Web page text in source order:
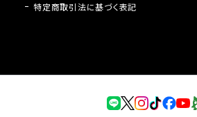
特定商取引法に基づく表記